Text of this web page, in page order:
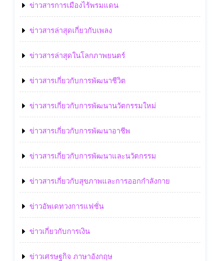
ข่าวสารการเมืองไร้พรมแดน
ข่าวสารล่าสุดเกี่ยวกับเพลง
ข่าวสารล่าสุดในโลกภาพยนตร์
ข่าวสารเกี่ยวกับการพัฒนาชีวิต
ข่าวสารเกี่ยวกับการพัฒนานวัตกรรมใหม่
ข่าวสารเกี่ยวกับการพัฒนาอาชีพ
ข่าวสารเกี่ยวกับการพัฒนาและนวัตกรรม
ข่าวสารเกี่ยวกับสุขภาพและการออกกำลังกาย
ข่าวอัพเดทวงการแฟชั่น
ข่าวเกี่ยวกับการเงิน
ข่าวเศรษฐกิจ ภาษาอังกฤษ